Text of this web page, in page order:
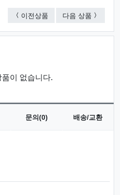
이전상품 관공서액자케이스(시
다음 상품 기업형
이 없습니다.
문의(0) 배송/교환